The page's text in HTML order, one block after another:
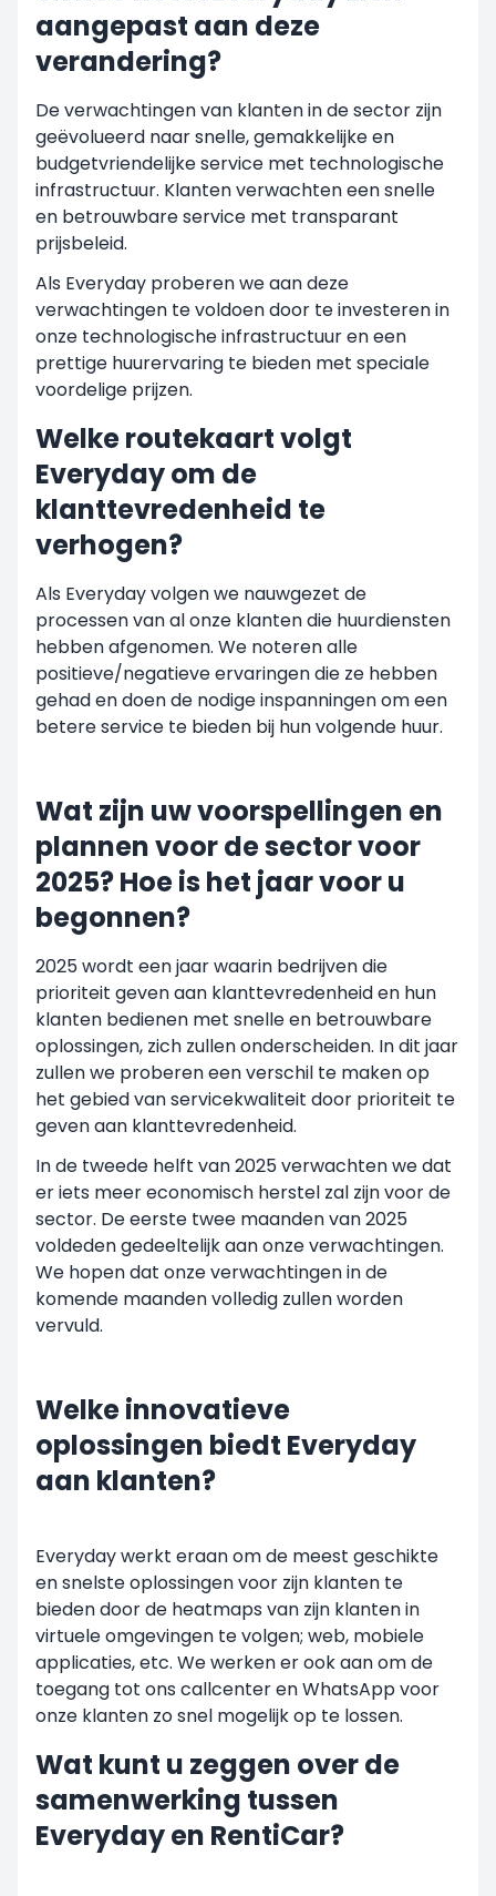
aangepast aan deze
verandering?
De verwachtingen van klanten in de sector zijn
geëvolueerd naar snelle, gemakkelijke en
budgetvriendelijke service met technologische
infrastructuur. Klanten verwachten een snelle
en betrouwbare service met transparant
prijsbeleid.
Als Everyday proberen we aan deze
verwachtingen te voldoen door te investeren in
onze technologische infrastructuur en een
prettige huurervaring te bieden met speciale
voordelige prijzen.
Welke routekaart volgt
Everyday om de
klanttevredenheid te
verhogen?
Als Everyday volgen we nauwgezet de
processen van al onze klanten die huurdiensten
hebben afgenomen. We noteren alle
positieve/negatieve ervaringen die ze hebben
gehad en doen de nodige inspanningen om een
betere service te bieden bij hun volgende huur.
Wat zijn uw voorspellingen en
plannen voor de sector voor
2025? Hoe is het jaar voor u
begonnen?
2025 wordt een jaar waarin bedrijven die
prioriteit geven aan klanttevredenheid en hun
klanten bedienen met snelle en betrouwbare
oplossingen, zich zullen onderscheiden. In dit jaar
zullen we proberen een verschil te maken op
het gebied van servicekwaliteit door prioriteit te
geven aan klanttevredenheid.
In de tweede helft van 2025 verwachten we dat
er iets meer economisch herstel zal zijn voor de
sector. De eerste twee maanden van 2025
voldeden gedeeltelijk aan onze verwachtingen.
We hopen dat onze verwachtingen in de
komende maanden volledig zullen worden
vervuld.
Welke innovatieve
oplossingen biedt Everyday
aan klanten?
Everyday werkt eraan om de meest geschikte
en snelste oplossingen voor zijn klanten te
bieden door de heatmaps van zijn klanten in
virtuele omgevingen te volgen; web, mobiele
applicaties, etc. We werken er ook aan om de
toegang tot ons callcenter en WhatsApp voor
onze klanten zo snel mogelijk op te lossen.
Wat kunt u zeggen over de
samenwerking tussen
Everyday en RentiCar?